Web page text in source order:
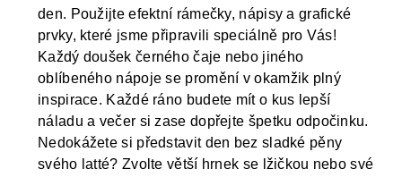
den. Použijte efektní rámečky, nápisy a grafické
prvky, které jsme připravili speciálně pro Vás!
Každý doušek černého čaje nebo jiného
oblíbeného nápoje se promění v okamžik plný
inspirace. Každé ráno budete mít o kus lepší
náladu a večer si zase dopřejte špetku odpočinku.
Nedokážete si představit den bez sladké pěny
svého latté? Zvolte větší hrnek se lžičkou nebo své